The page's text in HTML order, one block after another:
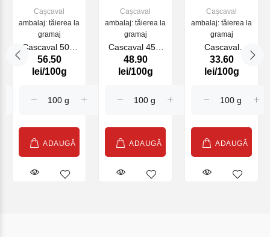
Cașcaval
ambalaj: tăierea la
gramaj
Cascaval 50%
Chivrano XO
(Goat Extrem)
56.50
lei/100g
ADAUGĂ
Cașcaval
ambalaj: tăierea la
gramaj
Cascaval 45%
Pradera
Originale
(37002)
48.90
lei/100g
ADAUGĂ
Cașcaval
ambalaj: tăierea la
gramaj
Cascaval
Lactose-Free
ASTURIANA
33.60
lei/100g
ADAUGĂ